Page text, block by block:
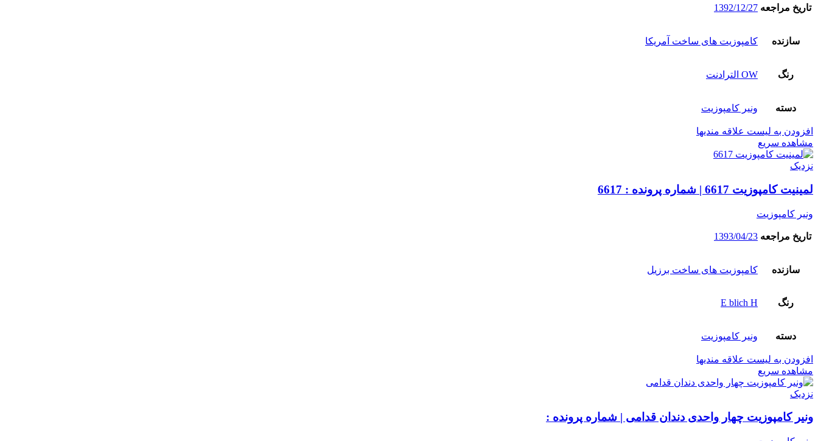
تاریخ مراجعه 1392/12/27
سازنده کامپوزیت های ساخت آمریکا
رنگ OW الترادنت
دسته ونیر کامپوزیت
افزودن به لیست علاقه مندیها
مشاهده سریع
نزدیک
لمینیت کامپوزیت 6617 | شماره پرونده : 6617
ونیر کامپوزیت
تاریخ مراجعه 1393/04/23
سازنده کامپوزیت های ساخت برزیل
رنگ E blich H
دسته ونیر کامپوزیت
افزودن به لیست علاقه مندیها
مشاهده سریع
نزدیک
ونیر کامپوزیت چهار واحدی دندان قدامی | شماره پرونده :